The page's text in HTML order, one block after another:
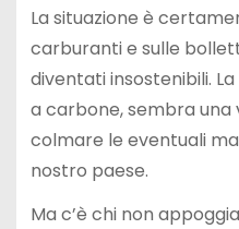
La situazione è
carburanti e sulle
diventati insostenibili.
a carbone, sembra
colmare le eventuali
nostro paese.
Ma c’è chi non